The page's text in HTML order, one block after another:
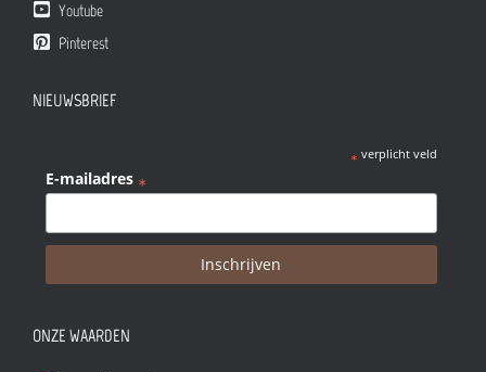
Youtube
Pinterest
NIEUWSBRIEF
* verplicht veld
E-mailadres *
ONZE WAARDEN